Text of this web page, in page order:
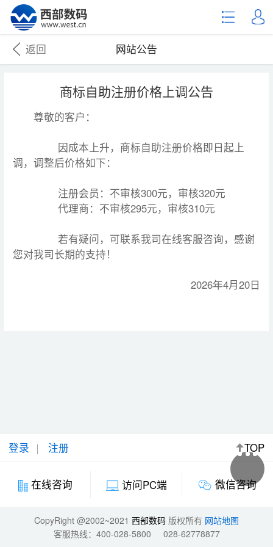
网站公告
返回
商标自助注册价格上调公告
尊敬的客户：
因成本上升，商标自助注册价格即日起上
调，调整后价格如下：
注册会员：不审核300元，审核320元
代理商：不审核295元，审核310元
若有疑问，可联系我司在线客服咨询，感谢
您对我司长期的支持！
2026年4月20日
登录 注册 TOP
在线咨询 访问PC端 微信咨询
CopyRight @2002~2021 西部数码 版权所有 网站地图
客服热线： 400-028-5800 028-62778877